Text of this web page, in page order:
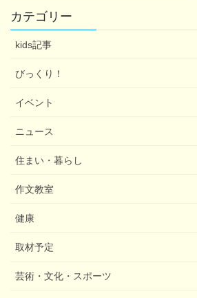
カテゴリー
kids記事
びっくり！
イベント
ニュース
住まい・暮らし
作文教室
健康
取材予定
芸術・文化・スポーツ